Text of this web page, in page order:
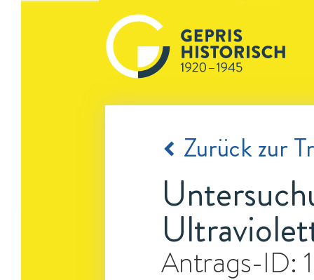
Zurück zur
Antrags-ID: